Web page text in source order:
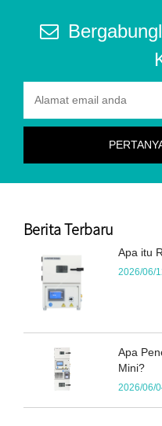
Berita Terbaru
Apa itu
2026/06/
Apa
Mini?
2026/06/